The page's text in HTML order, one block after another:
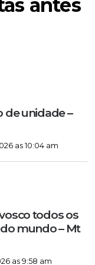
antes
de unidade –
as 10:04 am
todos os
mundo – Mt
as 9:58 am